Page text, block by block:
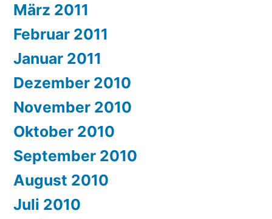
März 2011
Februar 2011
Januar 2011
Dezember 2010
November 2010
Oktober 2010
September 2010
August 2010
Juli 2010